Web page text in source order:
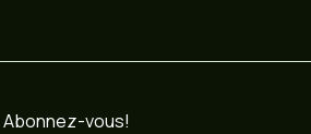
Abonnez-vous!